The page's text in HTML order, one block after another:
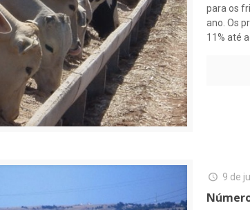
para os
ano. Os
11% até
9 de